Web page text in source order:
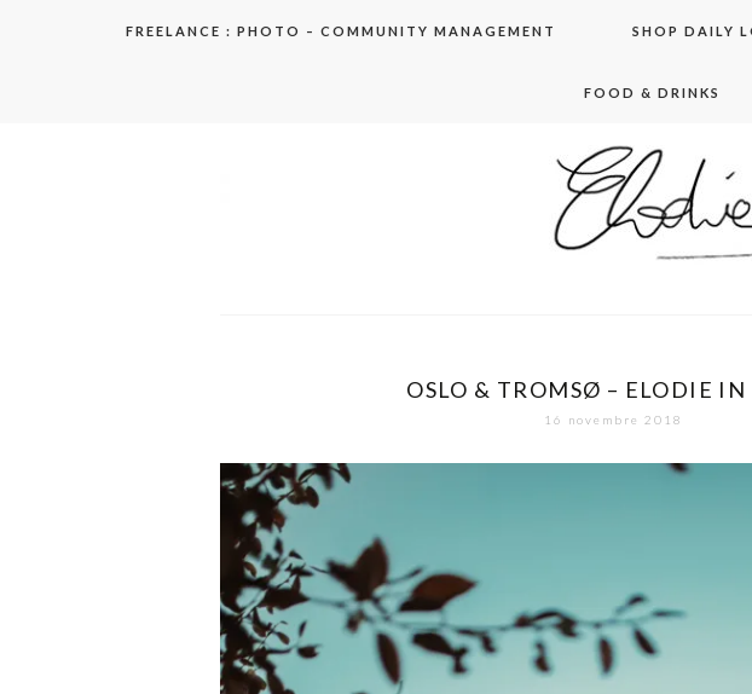
FREELANCE : PHOTO – COMMUNITY MANAGEMENT SHOP DAILY
FOOD & DRINKS
elodie in
OSLO & TROMSØ – ELODIE IN
16 novembre 2018